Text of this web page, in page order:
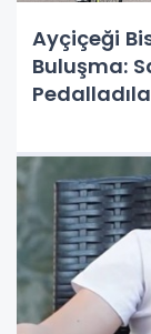
Ayçiçeği
Buluşma: